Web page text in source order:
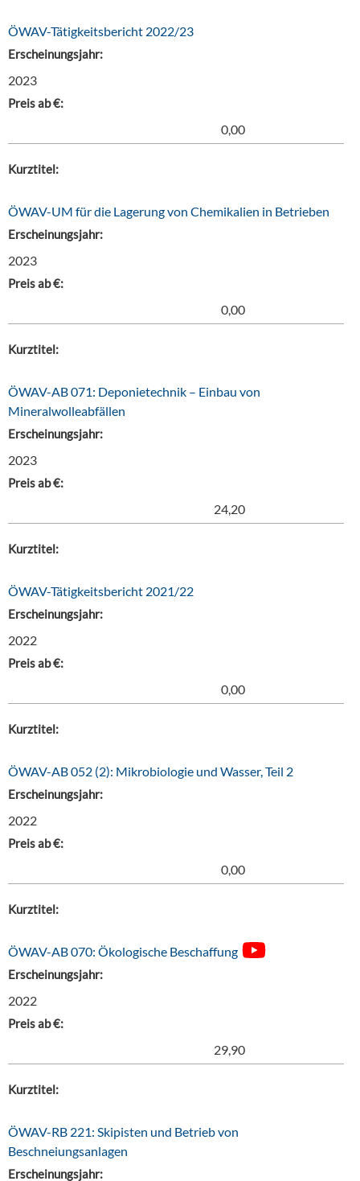
ÖWAV-Tätigkeitsbericht 2022/23
Erscheinungsjahr:
2023
Preis ab €:
0,00
Kurztitel:
ÖWAV-UM für die Lagerung von Chemikalien in Betrieben
Erscheinungsjahr:
2023
Preis ab €:
0,00
Kurztitel:
ÖWAV-AB 071: Deponietechnik – Einbau von
Mineralwolleabfällen
Erscheinungsjahr:
2023
Preis ab €:
24,20
Kurztitel:
ÖWAV-Tätigkeitsbericht 2021/22
Erscheinungsjahr:
2022
Preis ab €:
0,00
Kurztitel:
ÖWAV-AB 052 (2): Mikrobiologie und Wasser, Teil 2
Erscheinungsjahr:
2022
Preis ab €:
0,00
Kurztitel:
ÖWAV-AB 070: Ökologische Beschaffung
Erscheinungsjahr:
2022
Preis ab €:
29,90
Kurztitel:
ÖWAV-RB 221: Skipisten und Betrieb von
Beschneiungsanlagen
Erscheinungsjahr: